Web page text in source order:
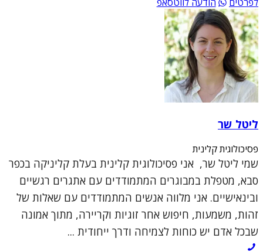
ליטל שר
פסיכולוגית קלינית
שמי ליטל שר, אני פסיכולוגית קלינית בעלת קליניקה בכפר
סבא, מטפלת במבוגרים המתמודדים עם אתגרים רגשיים
ובינאישיים. אני מלווה אנשים המתמודדים עם שאלות של
זהות, משמעות, חיפוש אחר זוגיות וקריירה, מתוך אמונה
שבכל אדם יש כוחות לצמיחה ודרך ייחודית ...